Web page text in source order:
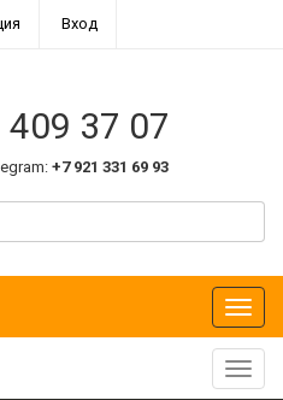
Вход
409 37 07
+7 921 331 69 93
Меню